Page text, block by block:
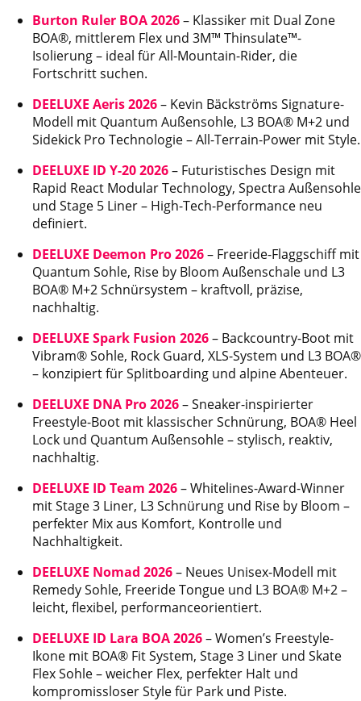
Burton Ruler BOA 2026– Klassiker mit Dual Zone
BOA®, mittlerem Flex und 3M™ Thinsulate™-
Isolierung – ideal für All-Mountain-Rider, die
Fortschritt suchen.
DEELUXE Aeris 2026– Kevin Bäckströms Signature-
Modell mit Quantum Außensohle, L3 BOA® M+2 und
Sidekick Pro Technologie – All-Terrain-Power mit Style.
DEELUXE ID Y-20 2026– Futuristisches Design mit
Rapid React Modular Technology, Spectra Außensohle
und Stage 5 Liner – High-Tech-Performance neu
definiert.
DEELUXE Deemon Pro 2026– Freeride-Flaggschiff mit
Quantum Sohle, Rise by Bloom Außenschale und L3
BOA® M+2 Schnürsystem – kraftvoll, präzise,
nachhaltig.
DEELUXE Spark Fusion 2026– Backcountry-Boot mit
Vibram® Sohle, Rock Guard, XLS-System und L3 BOA®
– konzipiert für Splitboarding und alpine Abenteuer.
DEELUXE DNA Pro 2026– Sneaker-inspirierter
Freestyle-Boot mit klassischer Schnürung, BOA® Heel
Lock und Quantum Außensohle – stylisch, reaktiv,
nachhaltig.
DEELUXE ID Team 2026– Whitelines-Award-Winner
mit Stage 3 Liner, L3 Schnürung und Rise by Bloom –
perfekter Mix aus Komfort, Kontrolle und
Nachhaltigkeit.
DEELUXE Nomad 2026– Neues Unisex-Modell mit
Remedy Sohle, Freeride Tongue und L3 BOA® M+2 –
leicht, flexibel, performanceorientiert.
DEELUXE ID Lara BOA 2026– Women’s Freestyle-
Ikone mit BOA® Fit System, Stage 3 Liner und Skate
Flex Sohle – weicher Flex, perfekter Halt und
kompromissloser Style für Park und Piste.